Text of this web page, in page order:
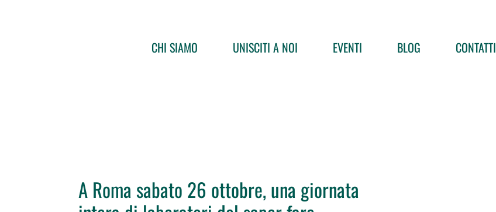
CHI SIAMO UNISCITI A NOI EVENTI BLOG CONTATTI
A Roma sabato 26 ottobre, una giornata